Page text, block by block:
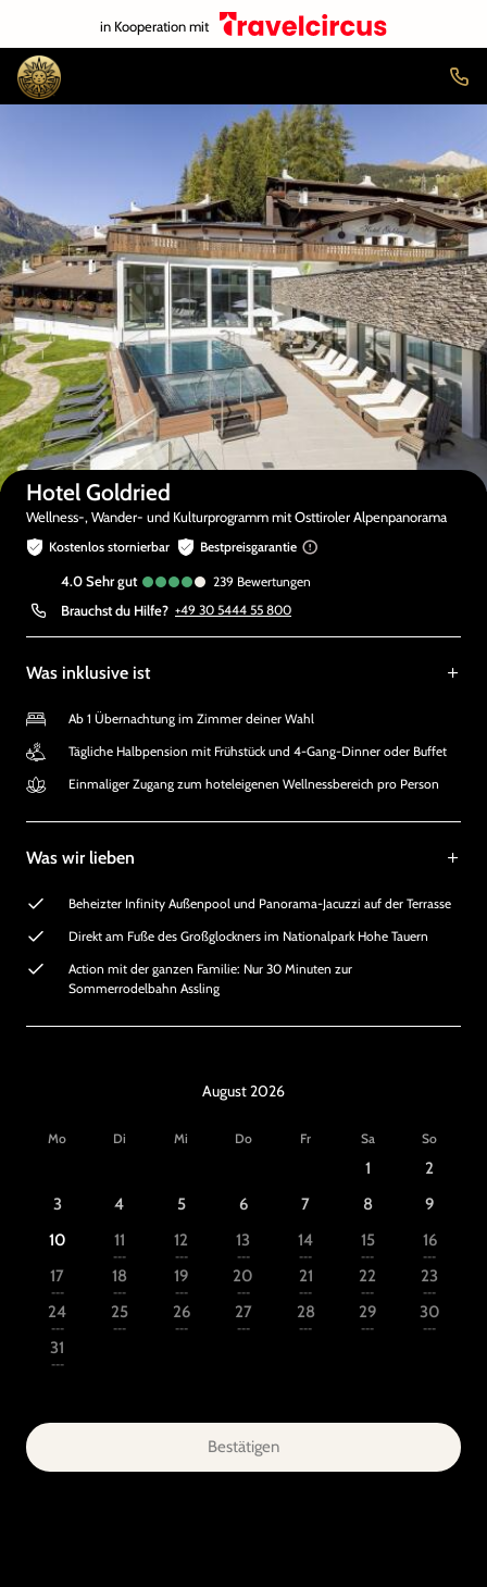
in Kooperation mit
Auf der Karte anzeigen
Hotel Goldried
Wellness-, Wander- und Kulturprogramm mit Osttiroler Alpenpanorama
Kostenlos stornierbar Bestpreisgarantie
4.0 sehr gut 239 Bewertungen
Brauchst du Hilfe? +49 30 5444 55 800
Was inklusive ist
Ab 1 Übernachtung im Zimmer deiner Wahl
Tägliche Halbpension mit Frühstück und 4-Gang-Dinner oder Buffet
Einmaliger Zugang zum hoteleigenen Wellnessbereich pro Person
Was wir lieben
Beheizter Infinity Außenpool und Panorama-Jacuzzi auf der Terrasse
Direkt am Fuße des Großglockners im Nationalpark Hohe Tauern
Action mit der ganzen Familie: Nur 30 Minuten zur
Sommerrodelbahn Assling
August 2026
Mo Di Mi Do Fr Sa So
1
2
3
4 5 6 7 8
9
10
11
---
12
---
13
---
14
---
15
---
16
---
17
---
18
---
19
---
20
---
21
---
22
---
23
---
24
---
25
---
26
---
27
---
28
---
29
---
30
---
31
---
Bestätigen